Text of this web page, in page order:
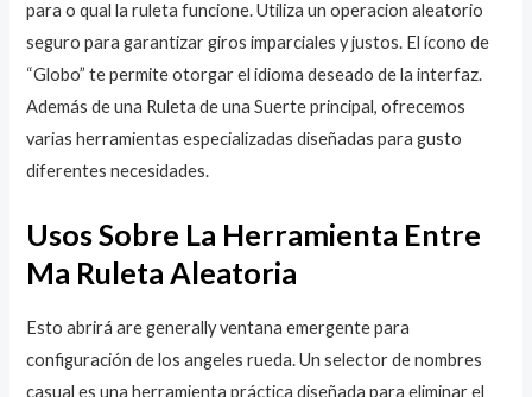
para o qual la ruleta funcione. Utiliza un operacion aleatorio
seguro para garantizar giros imparciales y justos. El ícono de
“Globo” te permite otorgar el idioma deseado de la interfaz.
Además de una Ruleta de una Suerte principal, ofrecemos
varias herramientas especializadas diseñadas para gusto
diferentes necesidades.
Usos Sobre La Herramienta Entre
Ma Ruleta Aleatoria
Esto abrirá are generally ventana emergente para
configuración de los angeles rueda. Un selector de nombres
casual es una herramienta práctica diseñada para eliminar el